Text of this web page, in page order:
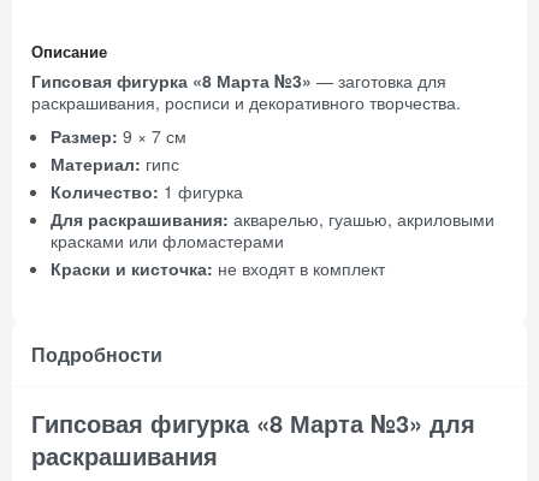
Описание
Гипсовая фигурка «8 Марта №3» — заготовка для
раскрашивания, росписи и декоративного творчества.
Размер: 9 × 7 см
Материал: гипс
Количество: 1 фигурка
Для раскрашивания: акварелью, гуашью, акриловыми
красками или фломастерами
Краски и кисточка: не входят в комплект
Подробности
Гипсовая фигурка «8 Марта №3» для
раскрашивания